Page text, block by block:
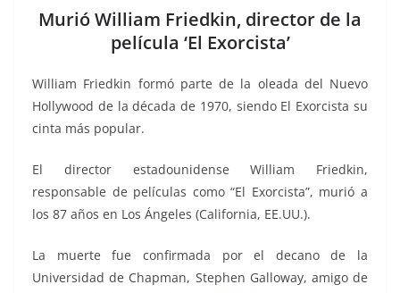
e
o
o
k
er l s
A
p
p
y
Li
n
k
gr
a
m
e
Murió William Friedkin, director de la
película ‘El Exorcista’
William Friedkin formó parte de la oleada del Nuevo
Hollywood de la década de 1970, siendo El Exorcista su
cinta más popular.
El director estadounidense William Friedkin,
responsable de películas como “El Exorcista”, murió a
los 87 años en Los Ángeles (California, EE.UU.).
La muerte fue confirmada por el decano de la
Universidad de Chapman, Stephen Galloway, amigo de